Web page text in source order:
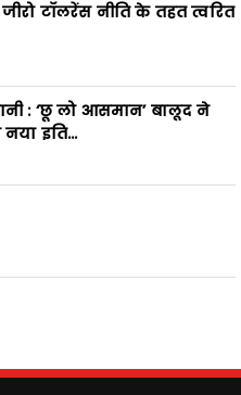
टॉलरेंस नीति के तहत त्वरित
: ‘छू लो आसमान’ बालूद ने
इति...